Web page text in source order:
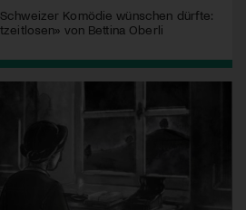
Komödie wünschen dürfte:
von Bettina Oberli